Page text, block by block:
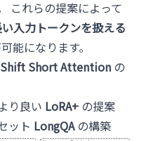
これらの提案によって
入力トークンを扱える
能になります。
Shift Short Attention の
り良い LoRA+ の提案
ット LongQAの構築